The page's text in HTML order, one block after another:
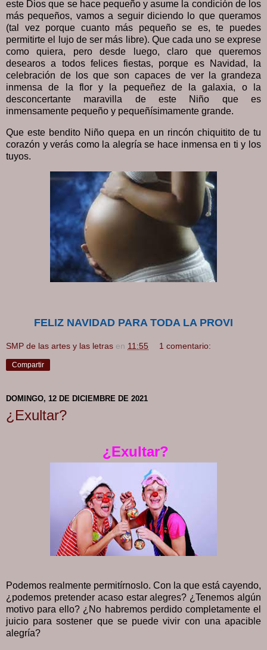
este Dios que se hace pequeño y asume la condición de los
más pequeños, vamos a seguir diciendo lo que queramos
(tal vez porque cuanto más pequeño se es, te puedes
permitirte el lujo de ser más libre). Que cada uno se exprese
como quiera, pero desde luego, claro que queremos
desearos a todos felices fiestas, porque es Navidad, la
celebración de los que son capaces de ver la grandeza
inmensa de la flor y la pequeñez de la galaxia, o la
desconcertante maravilla de este Niño que es
inmensamente pequeño y pequeñísimamente grande.
Que este bendito Niño quepa en un rincón chiquitito de tu
corazón y verás como la alegría se hace inmensa en ti y los
tuyos.
FELIZ NAVIDAD PARA TODA LA PROVI
SMP de las artes y las letras en 11:55 1 comentario:
Compartir
DOMINGO, 12 DE DICIEMBRE DE 2021
¿Exultar?
¿Exultar?
Podemos realmente permitírnoslo. Con la que está cayendo,
¿podemos pretender acaso estar alegres? ¿Tenemos algún
motivo para ello? ¿No habremos perdido completamente el
juicio para sostener que se puede vivir con una apacible
alegría?